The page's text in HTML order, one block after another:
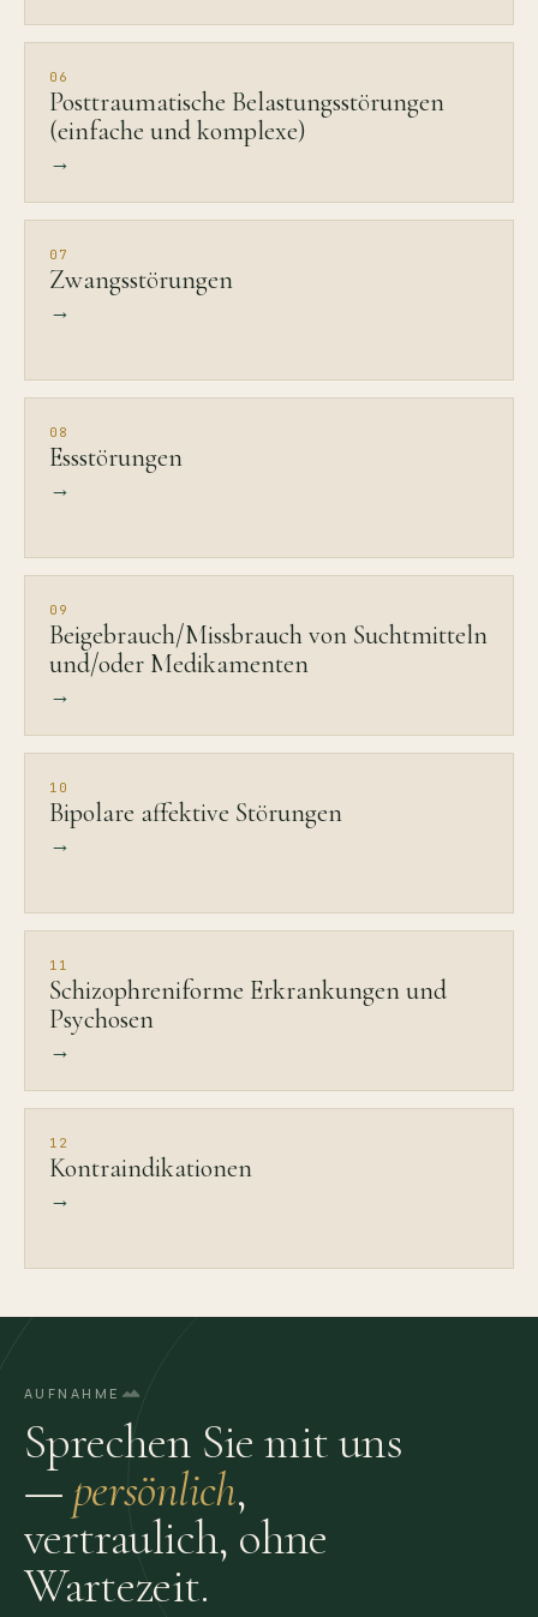
06
Posttraumatische Belastungsstörungen
(einfache und komplexe)
→
07
Zwangsstörungen
→
08
Essstörungen
→
09
Beigebrauch/Missbrauch von Suchtmitteln
und/oder Medikamenten
→
10
Bipolare affektive Störungen
→
11
Schizophreniforme Erkrankungen und
Psychosen
→
12
Kontraindikationen
→
AUFNAHME
Sprechen Sie mit uns
— persönlich,
vertraulich, ohne
Wartezeit.